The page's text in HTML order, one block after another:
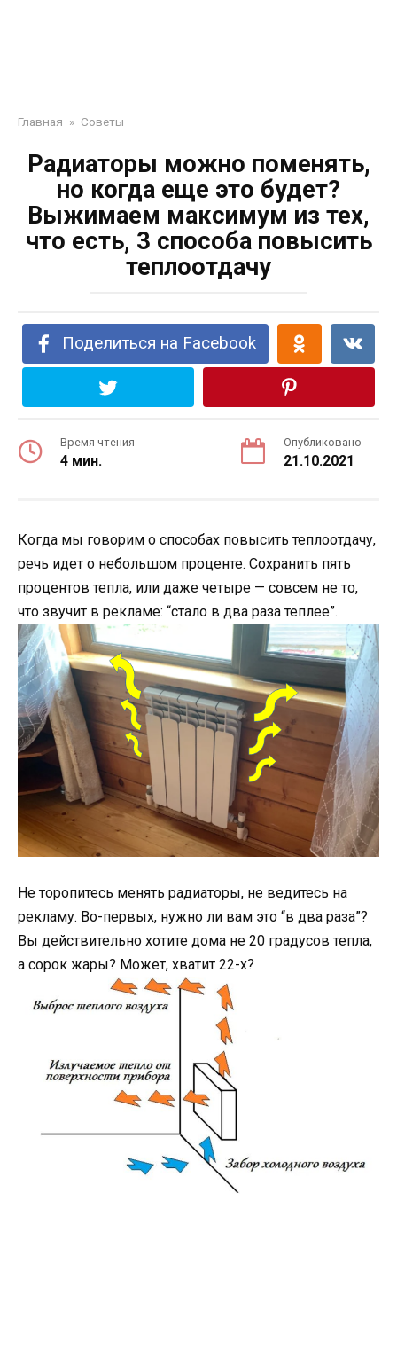
Главная » Советы
Радиаторы можно поменять,
но когда еще это будет?
Выжимаем максимум из тех,
что есть, 3 способа повысить
теплоотдачу
Поделиться на Facebook
Время чтения
4 мин.
Опубликовано
21.10.2021
Когда мы говорим о способах повысить теплоотдачу,
речь идет о небольшом проценте. Сохранить пять
процентов тепла, или даже четыре — совсем не то,
что звучит в рекламе: “стало в два раза теплее”.
Не торопитесь менять радиаторы, не ведитесь на
рекламу. Во-первых, нужно ли вам это “в два раза”?
Вы действительно хотите дома не 20 градусов тепла,
а сорок жары? Может, хватит 22-х?